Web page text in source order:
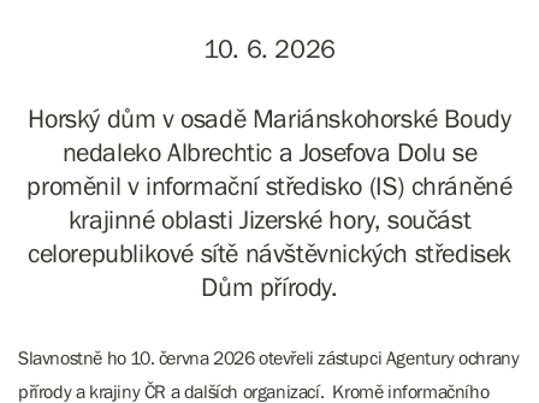
10. 6. 2026
Horský dům v osadě Mariánskohorské Boudy
nedaleko Albrechtic a Josefova Dolu se
proměnil v informační středisko (IS) chráněné
krajinné oblasti Jizerské hory, součást
celorepublikové sítě návštěvnických středisek
Dům přírody.
Slavnostně ho 10. června 2026 otevřeli zástupci Agentury ochrany
přírody a krajiny ČR a dalších organizací. Kromě informačního